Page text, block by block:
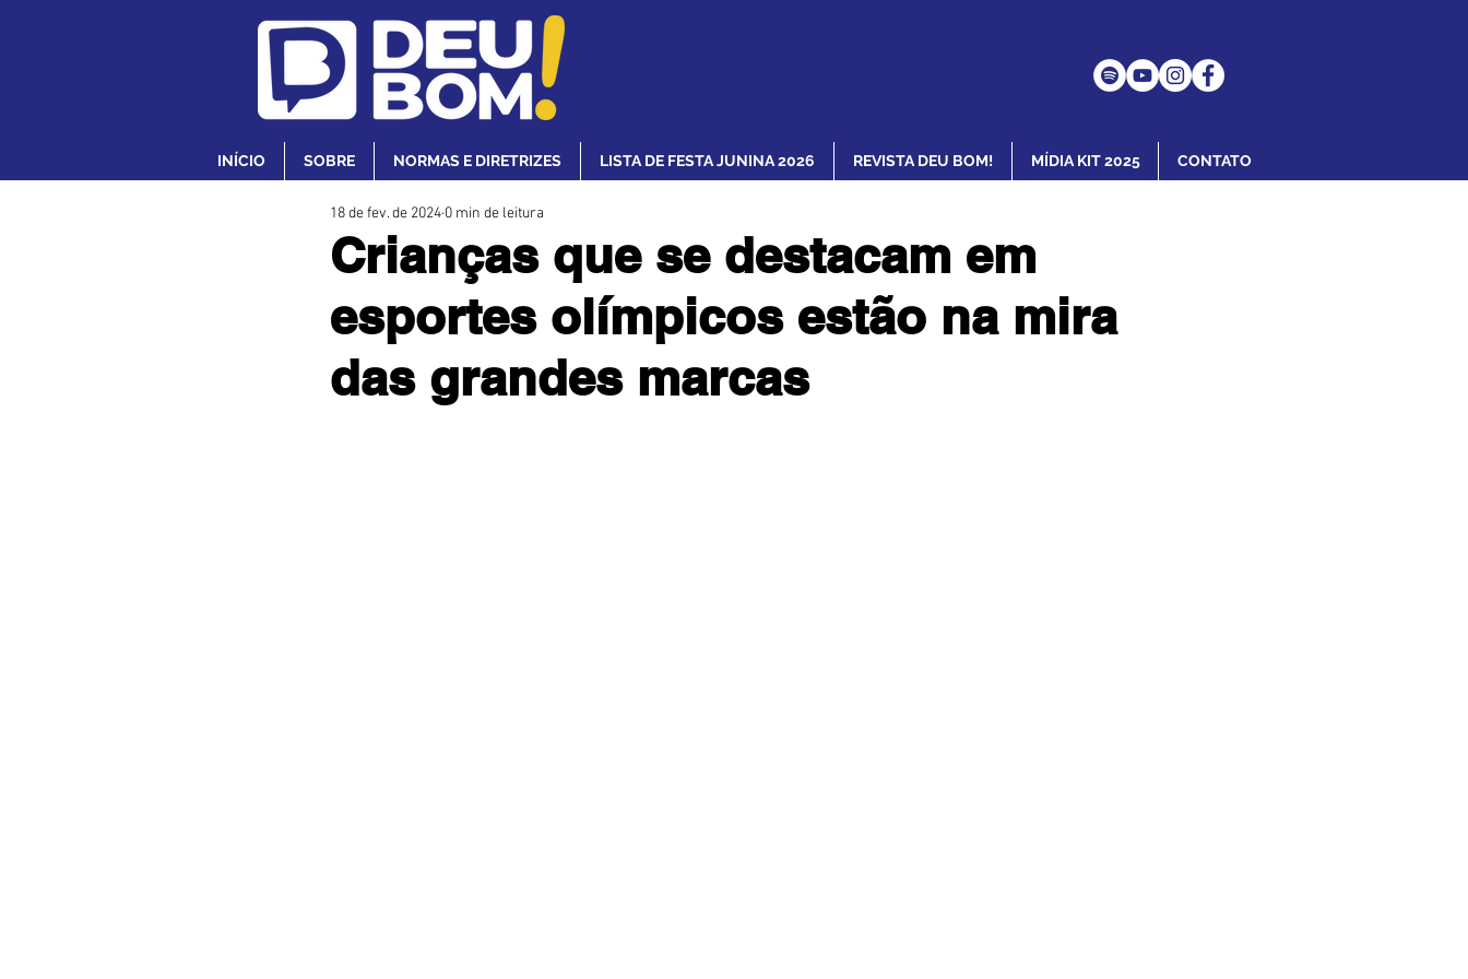
INÍCIO SOBRE NORMAS E DIRETRIZES LISTA DE FESTA JUNINA 2026 REVISTA DEU BOM! MÍDIA KIT 2025 CONTATO
Crianças que se destacam em
esportes olímpicos estão na mira
das grandes marcas
18 de fev. de 2024 0 min de leitura